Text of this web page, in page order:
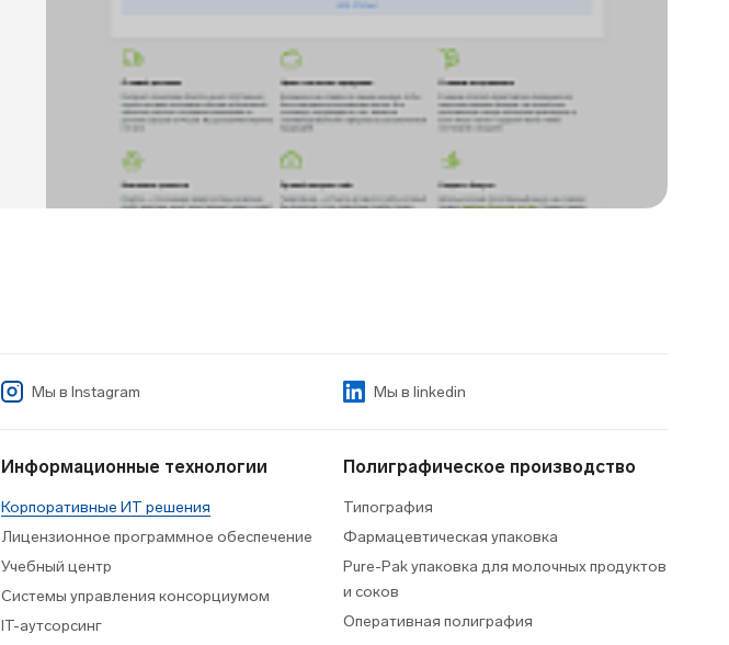
Мы в Instagram Мы в linkedin
Информационные технологии
Корпоративные ИТ решения
Лицензионное программное обеспечение
Учебный центр
Системы управления консорциумом
IT-аутсорсинг
Полиграфическое производство
Типография
Фармацевтическая упаковка
Pure-Pak упаковка для молочных продуктов
и соков
Оперативная полиграфия